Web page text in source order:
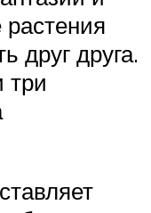
друг друга.
три